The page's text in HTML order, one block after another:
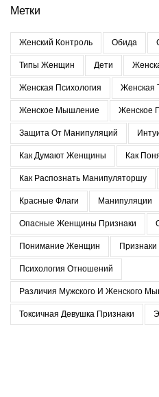
Метки
Женский Контроль Обида
Типы Женщин Дети
Женская Психология Женская
Женское Мышление Женское
Защита От Манипуляций
Как Думают Женщины Как
Как Распознать Манипуляторшу
Красные Флаги Манипуляции
Опасные Женщины Признаки
Понимание Женщин
Психология Отношений
Различия Мужского И Женского
Токсичная Девушка Признаки